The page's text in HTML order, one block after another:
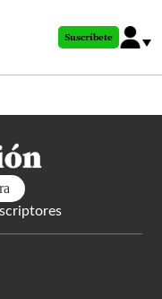
Suscríbete